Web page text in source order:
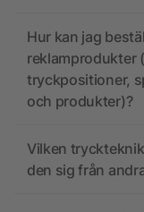
Hur kan jag
reklamprodukter
tryckpositioner,
och produkter)?
Vilken
den sig från